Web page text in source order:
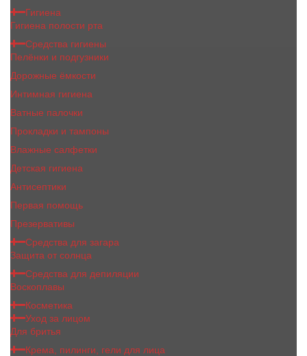
Гигиена
Гигиена полости рта
Средства гигиены
Пелёнки и подгузники
Дорожные ёмкости
Интимная гигиена
Ватные палочки
Прокладки и тампоны
Влажные салфетки
Детская гигиена
Антисептики
Первая помощь
Презервативы
Средства для загара
Защита от солнца
Средства для депиляции
Воскоплавы
Косметика
Уход за лицом
Для бритья
Крема, пилинги, гели для лица